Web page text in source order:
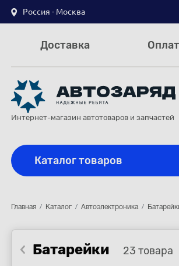
Россия - Москва
Доставка
Интернет-магазин автотоваров и запчастей
Каталог товаров
Главная Каталог Автоэлектроника
Батарейки 23 товара